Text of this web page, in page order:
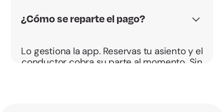
¿Cómo se reparte el pago?
Lo gestiona la app. Reservas tu asiento y el
conductor cobra su parte al momento. Sin